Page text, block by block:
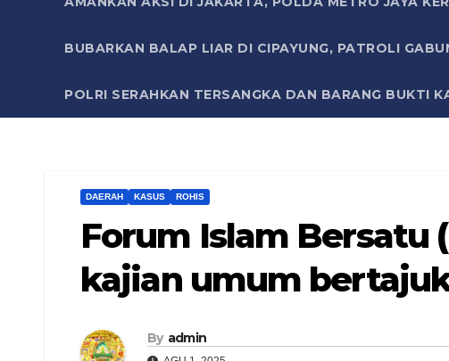
BUBARKAN BALAP LIAR DI CIPAYUNG, PATROLI
POLRI SERAHKAN TERSANGKA DAN BARANG BUKTI
DAERAH KASUS ROHIS
Forum Islam Bersatu
kajian umum
By admin